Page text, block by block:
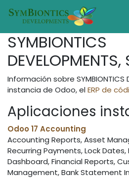
SYMBIONTICS
DEVELOPMENTS,
Información sobre SYMBIONTICS
instancia de Odoo, elERP de
Aplicaciones
Odoo 17 Accounting
Accounting Reports, Asset
Recurring Payments, Lock
Dashboard, Financial Reports,
Management, Bank Statement